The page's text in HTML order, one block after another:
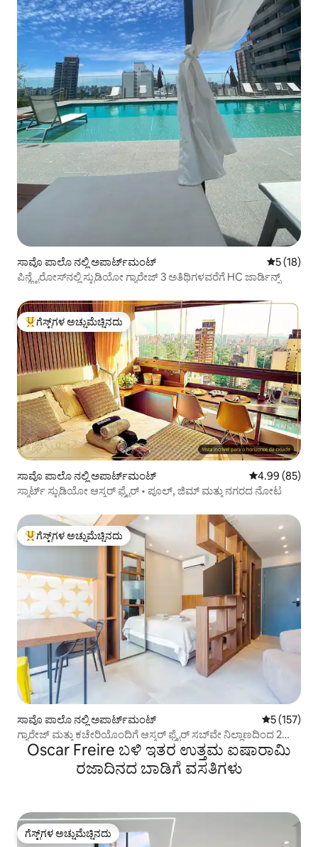
ಸಾವೊ ಪಾಲೊ ನಲ್ಲಿ ಅಪಾರ್ಟ್‌ಮಂಟ್ 5 ರಲ್ಲಿ 5
5 (18)
ಪಿನ್ಹೈರೋಸ್‌ನಲ್ಲಿ ಸ್ಟುಡಿಯೋ ಗ್ಯಾರೇಜ್ 3 ಅತಿಥಿಗಳವರೆಗೆ HC ಜಾರ್ಡಿನ್ಸ್
ಗೆಸ್ಟ್‌ಗಳಿಗೆ ಅತಿ ಹೆಚ್ಚು ಅಚ್ಚುಮೆಚ್ಚಿನದು
ಗೆಸ್ಟ್‌ಗಳ ಅಚ್ಚುಮೆಚ್ಚಿನದು
ಸಾವೊ ಪಾಲೊ ನಲ್ಲಿ ಅಪಾರ್ಟ್‌ಮಂಟ್ 5 ರಲ್ಲಿ 4.99
4.99 (85)
ಸ್ಮಾರ್ಟ್ ಸ್ಟುಡಿಯೋ ಆಸ್ಕರ್ ಫ್ರೈರ್ • ಪೂಲ್, ಜಿಮ್ ಮತ್ತು ನಗರದ ನೋಟ
ಗೆಸ್ಟ್‌ಗಳಿಗೆ ಅತಿ ಹೆಚ್ಚು ಅಚ್ಚುಮೆಚ್ಚಿನದು
ಗೆಸ್ಟ್‌ಗಳ ಅಚ್ಚುಮೆಚ್ಚಿನದು
ಸಾವೊ ಪಾಲೊ ನಲ್ಲಿ ಅಪಾರ್ಟ್‌ಮಂಟ್ 5 ರಲ್ಲಿ 5
5 (157)
ಗ್ಯಾರೇಜ್ ಮತ್ತು ಕಚೇರಿಯೊಂದಿಗೆ ಆಸ್ಕರ್ ಫ್ರೈರ್ ಸಬ್‌ವೇ ನಿಲ್ದಾಣದಿಂದ 2
ಬ್ಲಾಕ್‌ಗಳು
Oscar Freire ಬಳಿ ಇತರ ಉತ್ತಮ ಐಷಾರಾಮಿ
ರಜಾದಿನದ ಬಾಡಿಗೆ ವಸತಿಗಳು
ಗೆಸ್ಟ್‌ಗಳ ಅಚ್ಚುಮೆಚ್ಚಿನದು
ಗೆಸ್ಟ್‌ಗಳ ಅಚ್ಚುಮೆಚ್ಚಿನದು